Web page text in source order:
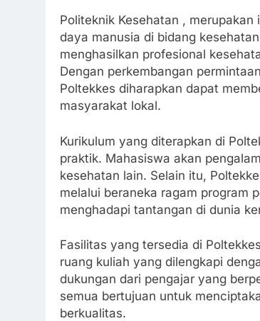
Politeknik Kesehatan ,
daya manusia di bidang
menghasilkan profesional
Dengan perkembangan
Poltekkes diharapkan dapat
masyarakat lokal.
Kurikulum yang diterapkan di
praktik. Mahasiswa akan
kesehatan lain. Selain itu,
melalui beraneka ragam program
menghadapi tantangan di dunia
Fasilitas yang tersedia di
ruang kuliah yang dilengkapi
dukungan dari pengajar yang
semua bertujuan untuk
berkualitas.